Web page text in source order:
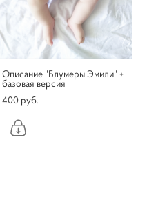
Описание "Блумеры Эмили" +
базовая версия
400 pуб.